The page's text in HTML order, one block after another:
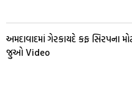
અમદાવાદમાં ગેરકાયદે કફ સિરપના
જુઓ Video